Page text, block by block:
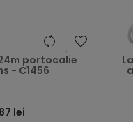
portocalie
- C1456
lei